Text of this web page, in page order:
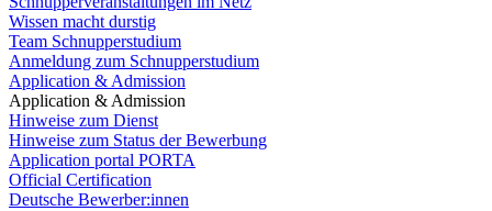
Wissen macht durstig
Team Schnupperstudium
Anmeldung zum Schnupperstudium
Application & Admission
Application & Admission
Hinweise zum Dienst
Hinweise zum Status der Bewerbung
Application portal PORTA
Official Certification
Deutsche Bewerber:innen